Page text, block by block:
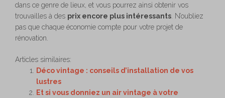
dans ce genre de lieux, et vous pourrez ainsi obtenir vos
trouvailles à des prix encore plus intéressants . N’oubliez
pas que chaque économie compte pour votre projet de
rénovation.
Articles similaires:
Déco vintage : conseils d’installation de vos
lustres
Et si vous donniez un air vintage à votre